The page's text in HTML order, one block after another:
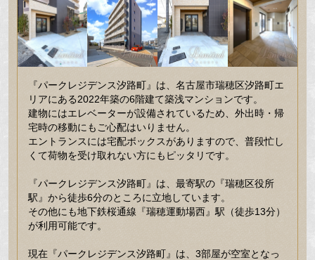
『パークレジデンス汐路町』は、名古屋市瑞穂区汐路町エ
リアにある2022年築の6階建て築浅マンションです。
建物にはエレベーターが設備されているため、外出時・帰
宅時の移動にもご心配はいりません。
エントランスには宅配ボックスがありますので、普段忙し
くて荷物を受け取れない方にもピッタリです。
『パークレジデンス汐路町』は、最寄駅の『瑞穂区役所
駅』から徒歩6分のところに立地しています。
その他にも地下鉄桜通線『瑞穂運動場西』駅（徒歩13分）
が利用可能です。
現在『パークレジデンス汐路町』は、3部屋が空室となっ